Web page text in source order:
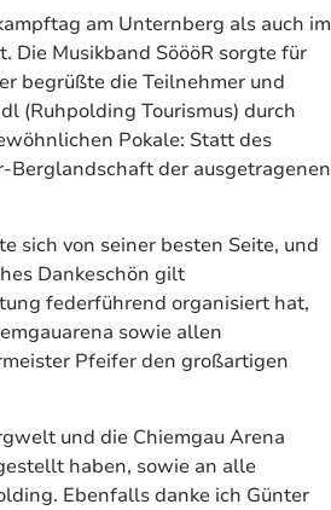
am Unternberg als auch im
Die Musikband SöööR sorgte für
begrüßte die Teilnehmer und
(Ruhpolding Tourismus) durch
Pokale: Statt des
Berglandschaft der ausgetragenen
sich von seiner besten Seite, und
Dankeschön gilt
federführend organisiert hat,
sowie allen
Pfeifer den großartigen
und die Chiemgau Arena
haben, sowie an alle
Ebenfalls danke ich Günter